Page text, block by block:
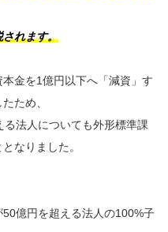
されます。
金を1億円以下へ「減資」す
ため、
法人についても外形標準課
なりました。
億円を超える法人の100%子